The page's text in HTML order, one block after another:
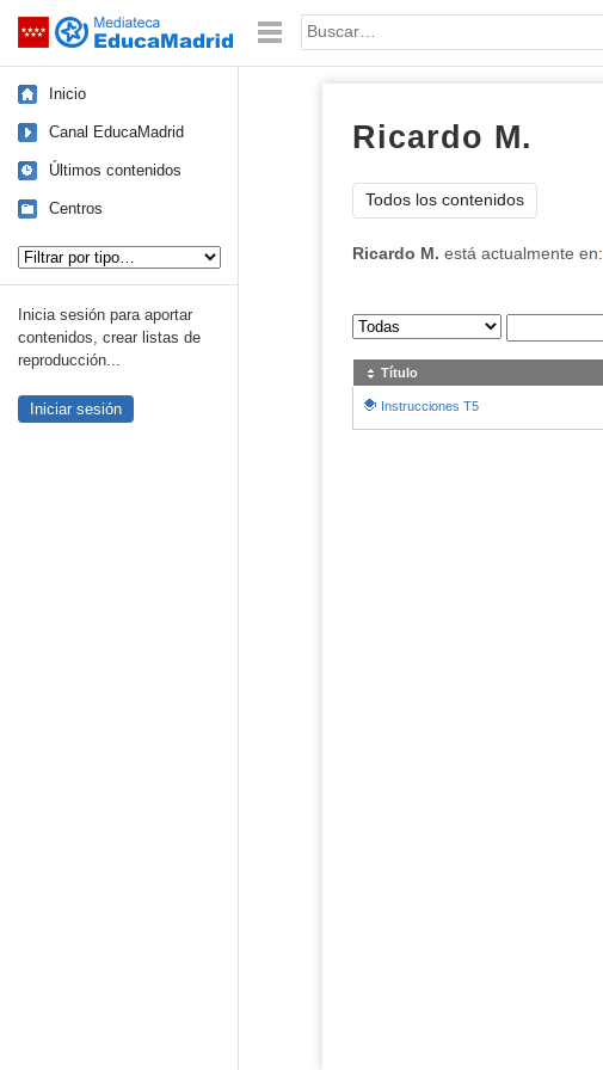
Saltar navegación Palabra o frase:
Inicio
Canal EducaMadrid
Últimos contenidos
Centros
Inicia sesión para aportar
contenidos, crear listas de
reproducción...
Iniciar sesión
Ricardo M.
Todos los contenidos
Ricardo M. está actualmente en:
Sus archivos
Título
Instrucciones T5